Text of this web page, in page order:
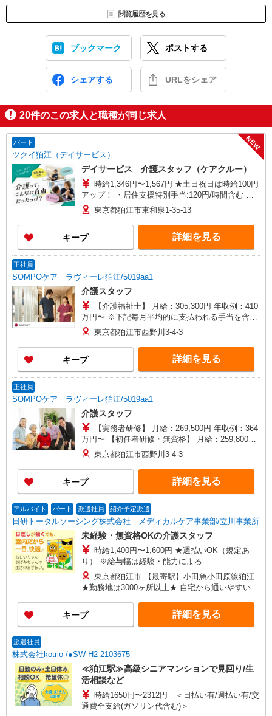
閲覧履歴を見る
ブックマーク ポストする
シェアする URLをシェア
20件のこの求人と職種が同じ求人
パート
ツクイ狛江（デイサービス）
NEW
デイサービス 介護スタッフ（ケアクルー）
時給1,346円〜1,567円 ★土日祝日は時給100円
アップ！ ・居住支援特別手当:120円/時間含む ※
給与幅は資格・経験等による
東京都狛江市東和泉1-35-13
キープ 詳細を見る
正社員
SOMPOケア ラヴィーレ狛江/5019aa1
介護スタッフ
【介護福祉士】 月給：305,300円 年収例：410
万円〜 ※下記毎月平均的に支払われる手当を含み
ます。 ・職務手当 ・特別職務手当 ・特別地域手
当 ・（東京都）居住支援特別手当 ・働きがい向上
手当 ・特別夜勤手当 ・日祝手当（月平均2回分）
・夜勤手当（月平均5回分） ※居住支援特別手当
は勤続5年目までの方はさらに1万円支給（再入社
業時は別途時間外手当支給（超過1分〜）
東京都狛江市西野川3-4-3
キープ 詳細を見る
正社員
SOMPOケア ラヴィーレ狛江/5019aa1
介護スタッフ
【実務者研修】 月給：269,500円 年収例：364
万円〜 【初任者研修・無資格】 月給：259,800円
年収例：351万円〜 ※職務手当、（東京都）居住
支援特別手当、日祝手当（月平均2回分）、夜勤手
当（月平均5回分）等、毎月平均的に支払われる手
当を含みます。 ※居住支援特別手当は勤続5年目
までの方はさらに1万円支給（再入社は除く） ◎
賞与：基本給2.08ヶ月分/年支給 ◎残業時は別途時
間外手当支給（超過1分〜）
東京都狛江市西野川3-4-3
キープ 詳細を見る
アルバイト パート 派遣社員 紹介予定派遣
日研トータルソーシング株式会社 メディカルケア事業部/立川事業所
未経験・無資格OKの介護スタッフ
時給1,400円〜1,600円 ★週払いOK（規定あ
り） ※給与幅は経験・能力による
東京都狛江市 【最寄駅】小田急小田原線狛江
★勤務地は3000ヶ所以上★ 自宅から通いやすいエ
キープ 詳細を見る
派遣社員
株式会社kotrio /●SW-H2-2103675
≪狛江駅≫高級シニアマンションで見回り/生
活相談など
時給1650円〜2312円 ＜日払い有/週払い有/交
通費全支給(ガソリン代含む)＞